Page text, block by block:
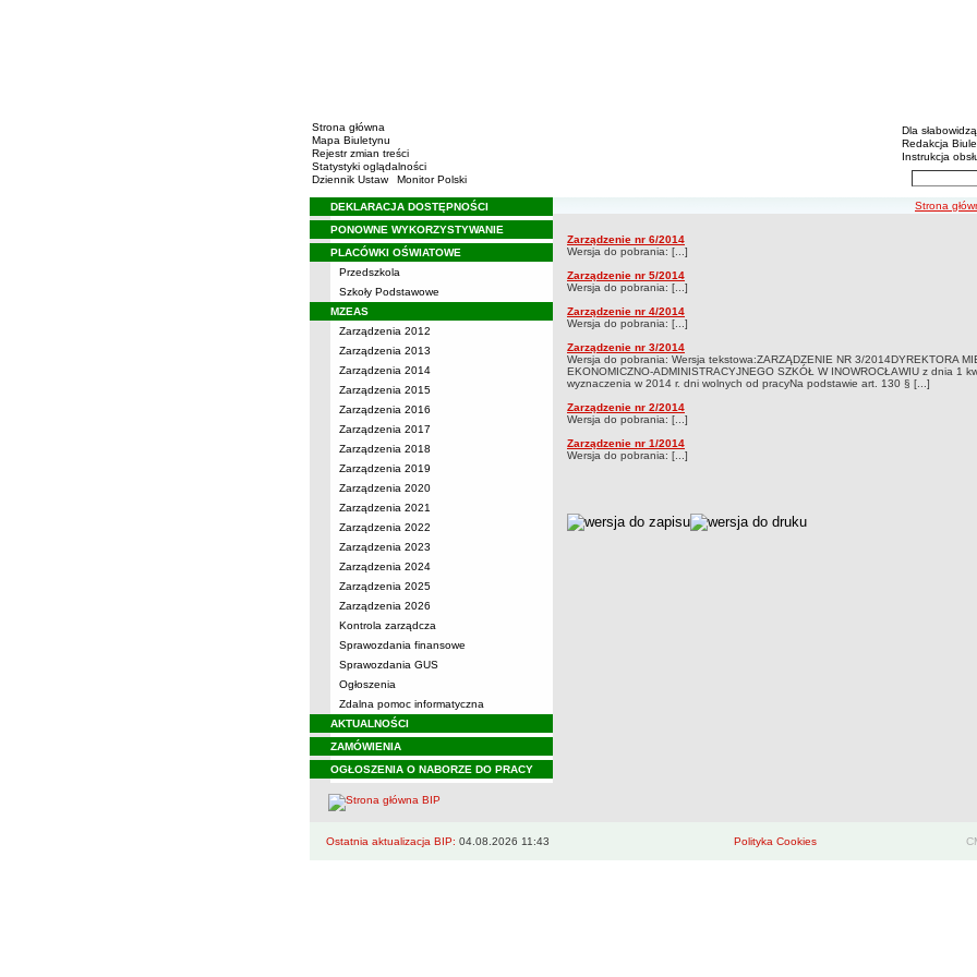
Strona główna
Mapa Biuletynu
Rejestr zmian treści
Statystyki oglądalności
Dziennik Ustaw
Monitor Polski
Menu
Dla
Redakcja
Instrukcja
Wyszukiwarka
Menu
DEKLARACJA DOSTĘPNOŚCI
PONOWNE WYKORZYSTYWANIE
PLACÓWKI OŚWIATOWE
Przedszkola
Szkoły Podstawowe
MZEAS
Zarządzenia 2012
Zarządzenia 2013
Zarządzenia 2014
Zarządzenia 2015
Zarządzenia 2016
Zarządzenia 2017
Zarządzenia 2018
Zarządzenia 2019
Zarządzenia 2020
Zarządzenia 2021
Zarządzenia 2022
Zarządzenia 2023
Zarządzenia 2024
Zarządzenia 2025
Zarządzenia 2026
Kontrola zarządcza
Sprawozdania finansowe
Sprawozdania GUS
Ogłoszenia
Zdalna pomoc informatyczna
AKTUALNOŚCI
ZAMÓWIENIA
OGŁOSZENIA O NABORZE DO PRACY
ścieżka
Strona
Zarządzenia 2014
Zarządzenia 2014
Zarządzenie nr 6/2014
Wersja do pobrania: [...]
Zarządzenie nr 5/2014
Wersja do pobrania: [...]
Zarządzenie nr 4/2014
Wersja do pobrania: [...]
Zarządzenie nr 3/2014
Wersja do pobrania: Wersja tekstowa:ZARZĄDZENIE NR 3/2014DYREKTORA
EKONOMICZNO-ADMINISTRACYJNEGO SZKÓŁ W INOWROCŁAWIU z dnia 1
wyznaczenia w 2014 r. dni wolnych od pracyNa podstawie art. 130 § [...]
Zarządzenie nr 2/2014
Wersja do pobrania: [...]
Zarządzenie nr 1/2014
Wersja do pobrania: [...]
metryczka
Ostatnia aktualizacja BIP: 04.08.2026 11:43 Polityka Cookies